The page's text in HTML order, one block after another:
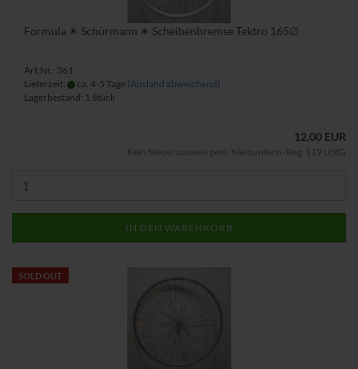
Formula ✶ Schürmann ✶ Scheibenbremse Tektro 165∅
Art.Nr.: 361
Lieferzeit:
ca. 4-5 Tage (Ausland abweichend)
Lagerbestand: 1 Stück
12,00 EUR
Kein Steuerausweis gem. Kleinuntern.-Reg. §19 UStG
IN DEN WARENKORB
SOLD OUT